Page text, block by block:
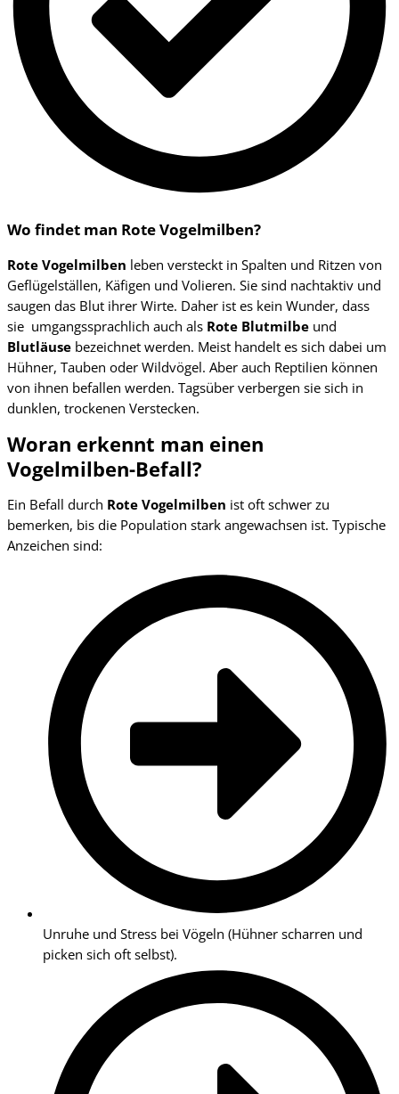
Wo findet man Rote Vogelmilben?
Rote Vogelmilben leben versteckt in Spalten und Ritzen von
Geflügelställen, Käfigen und Volieren. Sie sind nachtaktiv und
saugen das Blut ihrer Wirte. Daher ist es kein Wunder, dass
sie umgangssprachlich auch als Rote Blutmilbe und
Blutläuse bezeichnet werden. Meist handelt es sich dabei um
Hühner, Tauben oder Wildvögel. Aber auch Reptilien können
von ihnen befallen werden. Tagsüber verbergen sie sich in
dunklen, trockenen Verstecken.
Woran erkennt man einen
Vogelmilben-Befall?
Ein Befall durch Rote Vogelmilben ist oft schwer zu
bemerken, bis die Population stark angewachsen ist. Typische
Anzeichen sind:
Unruhe und Stress bei Vögeln (Hühner scharren und
picken sich oft selbst).